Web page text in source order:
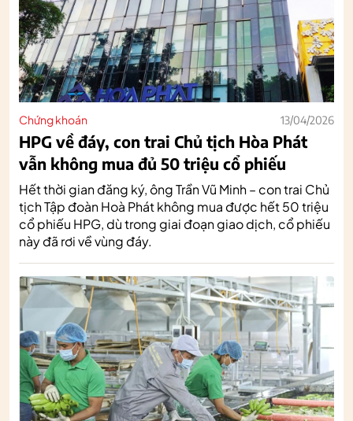
Chứng khoán 13/04/2026
HPG về đáy, con trai Chủ tịch Hòa Phát
vẫn không mua đủ 50 triệu cổ phiếu
Hết thời gian đăng ký, ông Trần Vũ Minh – con trai Chủ
tịch Tập đoàn Hoà Phát không mua được hết 50 triệu
cổ phiếu HPG, dù trong giai đoạn giao dịch, cổ phiếu
này đã rơi về vùng đáy.